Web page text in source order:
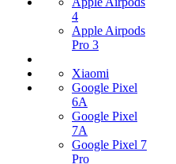
4
Apple Airpods
Pro 3
Xiaomi
Google Pixel
6A
Google Pixel
7А
Google Pixel 7
Pro